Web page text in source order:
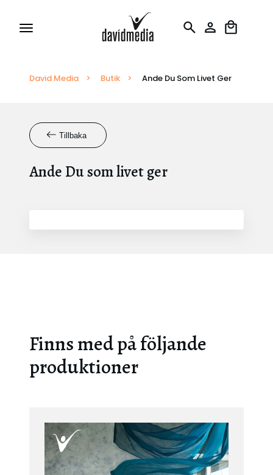
David Media > Butik > Ande Du Som Livet Ger
Tillbaka
Ande Du som livet ger
Finns med på följande
produktioner
Tillstånd och Licenser
Översättningar